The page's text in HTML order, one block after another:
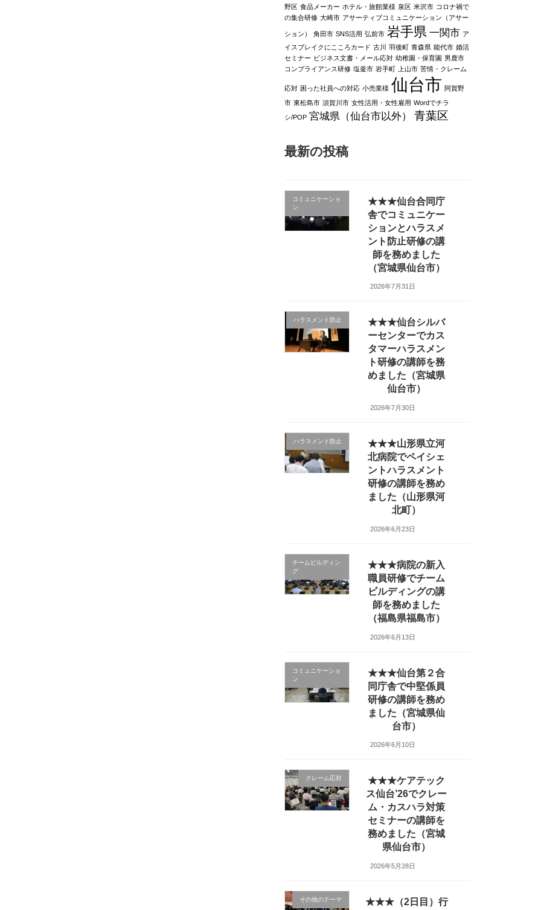
野区 食品メーカー ホテル・旅館業様 泉区 米沢市 コロナ禍で
の集合研修 大崎市 アサーティブコミュニケーション（アサー
ション） 角田市 SNS活用 弘前市 岩手県 一関市 ア
イスブレイクにこころカード 古川 羽後町 青森県 能代市 婚活
セミナー ビジネス文書・メール応対 幼稚園・保育園 男鹿市
コンプライアンス研修 塩釜市 岩手町 上山市 苦情・クレーム
応対 困った社員への対応 小売業様 仙台市 阿賀野
市 東松島市 須賀川市 女性活用・女性雇用 Wordでチラ
シ/POP 宮城県（仙台市以外） 青葉区
最新の投稿
コミュニケーショ
ン
★★★仙台合同庁
舎でコミュニケー
ションとハラスメ
ント防止研修の講
師を務めました
（宮城県仙台市）
2026年7月31日
ハラスメント防止
★★★仙台シルバ
ーセンターでカス
タマーハラスメン
ト研修の講師を務
めました（宮城県
仙台市）
2026年7月30日
ハラスメント防止
★★★山形県立河
北病院でペイシェ
ントハラスメント
研修の講師を務め
ました（山形県河
北町）
2026年6月23日
チームビルディン
グ
★★★病院の新入
職員研修でチーム
ビルディングの講
師を務めました
（福島県福島市）
2026年6月13日
コミュニケーショ
ン
★★★仙台第２合
同庁舎で中堅係員
研修の講師を務め
ました（宮城県仙
台市）
2026年6月10日
クレーム応対
★★★ケアテック
ス仙台’26でクレー
ム・カスハラ対策
セミナーの講師を
務めました（宮城
県仙台市）
2026年5月28日
その他のテーマ ★★★（2日目）行